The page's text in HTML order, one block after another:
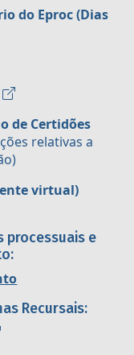
do Eproc (Dias
de Certidões
relativas a
virtual)
processuais e
Recursais: